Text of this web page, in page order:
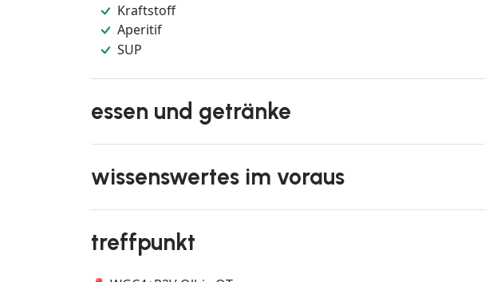
Kraftstoff
Aperitif
SUP
essen und getränke
wissenswertes im voraus
treffpunkt